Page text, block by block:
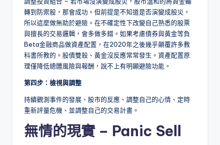
轉到防禦股，那會成功。但前提是不知道是否演變成股災，
所以這麼做無助於避險。在不確定性下改變自己熟悉的股票
與擅長的交易邏輯，會多做多錯。如果考慮債券與黃金等負
Beta金融商品做資產配置，在2020年之後幾乎顛覆許多教
科書所教的。股債雙殺、黃金沒反應常常發生。資產配置原
理僅降低總體風險與報酬，說不上有明顯避險功能。
第四步：檢視與調整
持續觀測事件的發展、股市的反應、調整自己的心情、定時
重新評量危機、並調整自己的交易計畫。
無情的現實 – Panic Sell